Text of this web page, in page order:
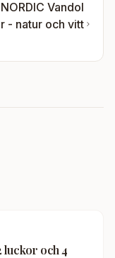
Vandol
- natur och vitt
luckor och 4